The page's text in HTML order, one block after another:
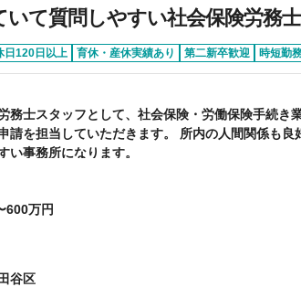
いて質問しやすい社会保険労務
日120日以上 育休・産休実績あり 第二新卒歓迎 時短勤
務士スタッフとして、社会保険・労働保険手続き
請を担当していただきます。 所内の人間関係も
い事務所になります。
600万円
谷区